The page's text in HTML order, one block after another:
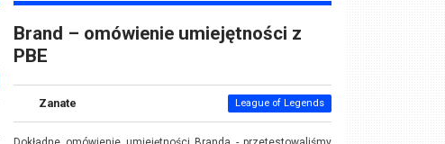
Brand – omówienie umiejętności z
PBE
Zanate League of Legends